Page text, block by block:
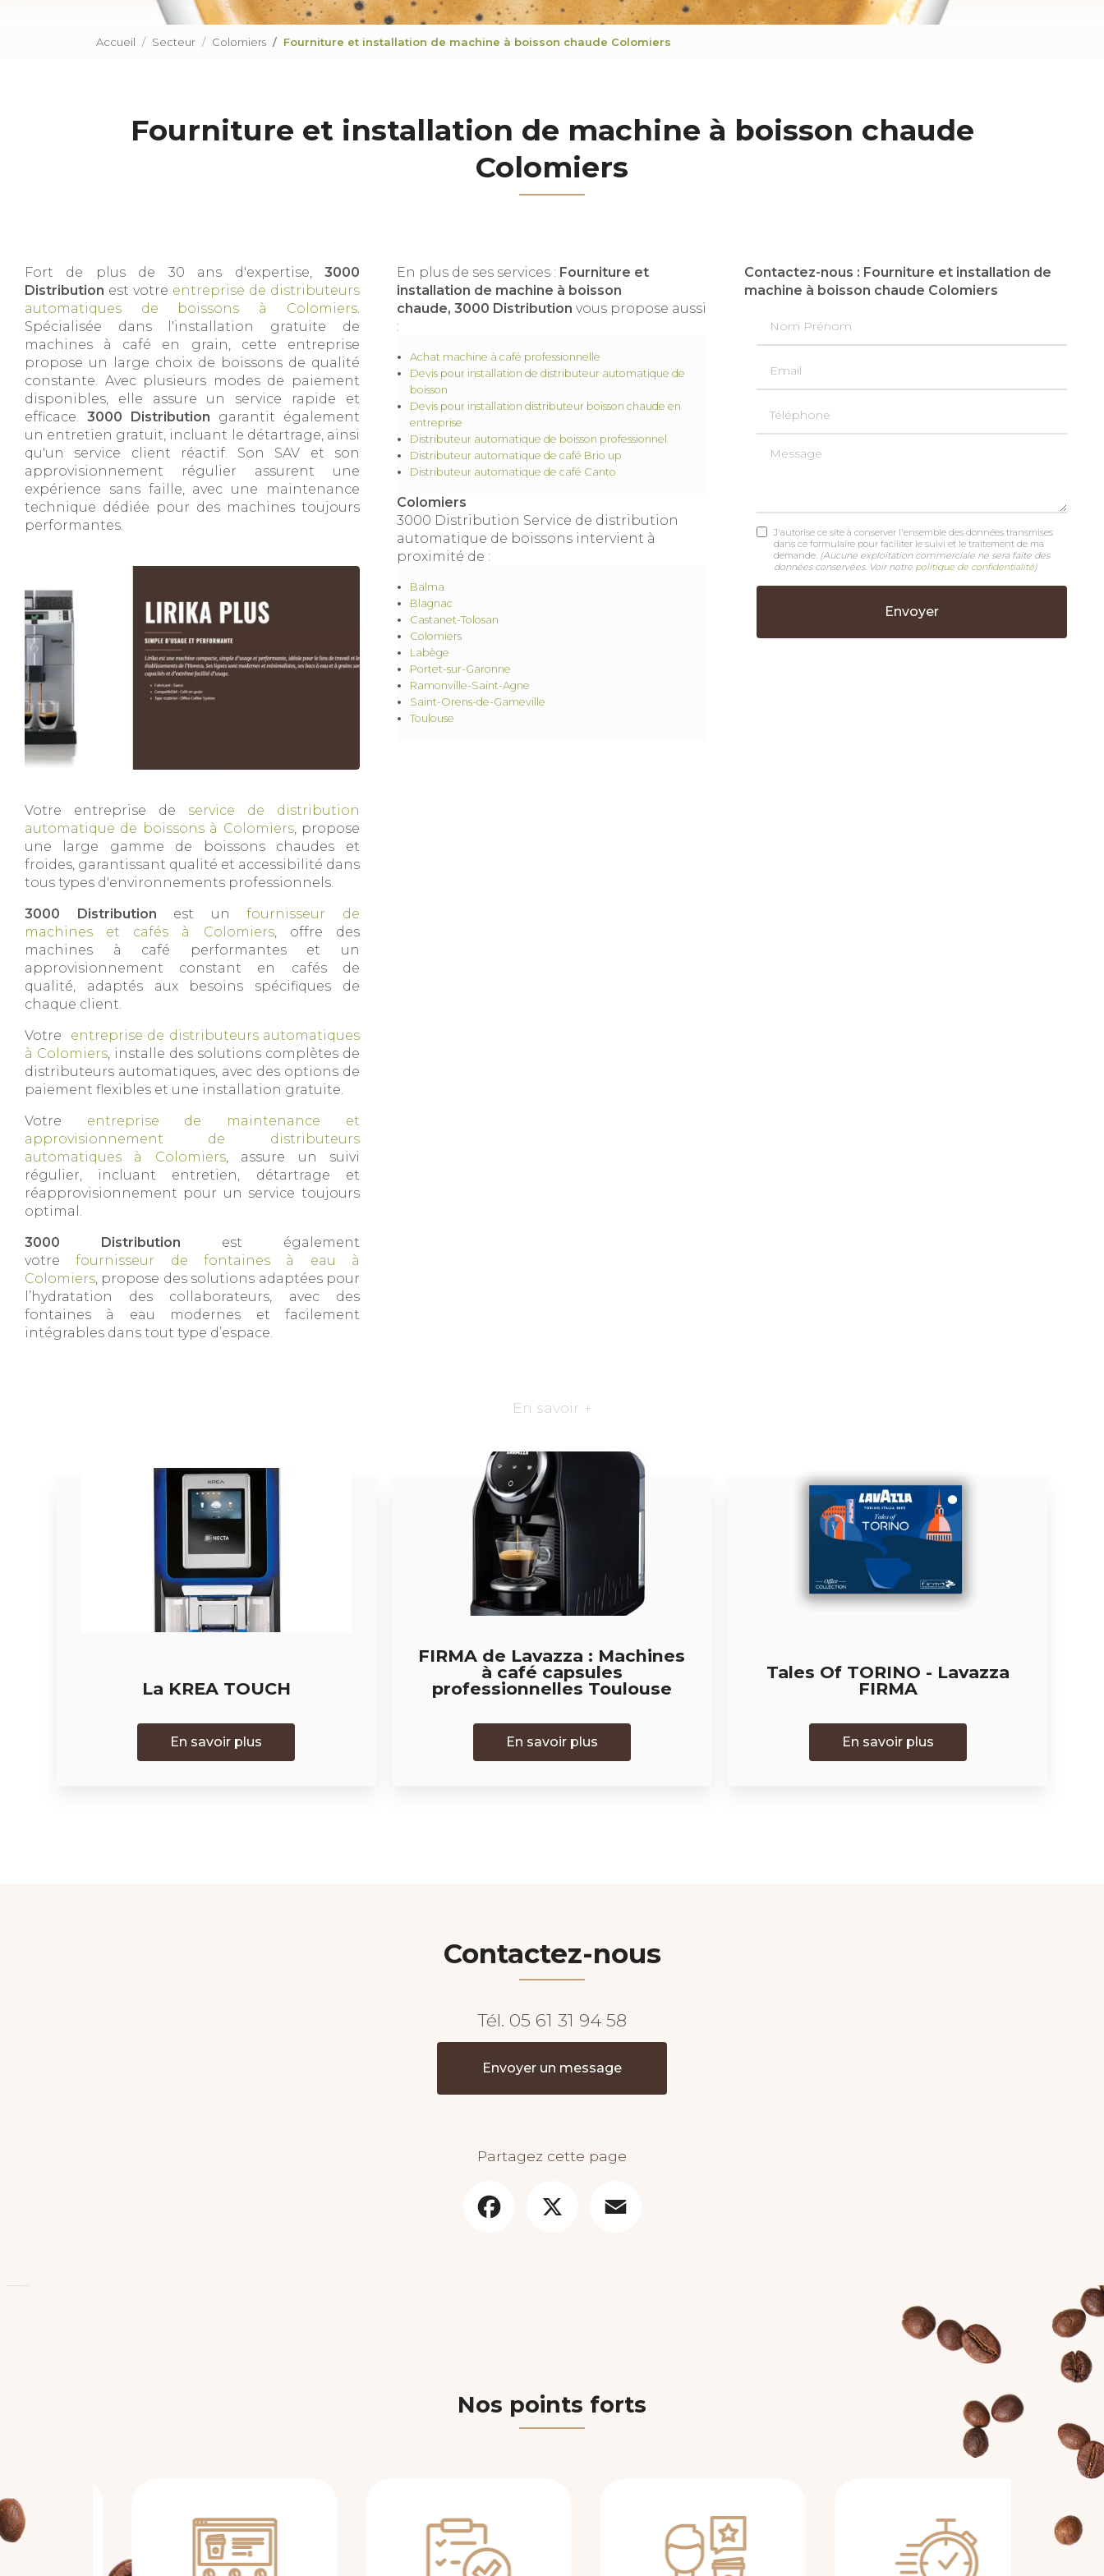
Accueil Secteur Colomiers Fourniture et installation de machine à boisson chaude Colomiers
Fourniture et installation de machine à boisson chaude
Colomiers
Fort de plus de 30 ans d'expertise, 3000
Distribution est votre entreprise de distributeurs
automatiques de boissons à Colomiers.
Spécialisée dans l'installation gratuite de
machines à café en grain, cette entreprise
propose un large choix de boissons de qualité
constante. Avec plusieurs modes de paiement
disponibles, elle assure un service rapide et
efficace. 3000 Distribution garantit également
un entretien gratuit, incluant le détartrage, ainsi
qu'un service client réactif. Son SAV et son
approvisionnement régulier assurent une
expérience sans faille, avec une maintenance
technique dédiée pour des machines toujours
performantes.
Votre entreprise de service de distribution
automatique de boissons à Colomiers, propose
une large gamme de boissons chaudes et
froides, garantissant qualité et accessibilité dans
tous types d'environnements professionnels.
3000 Distribution est un
fournisseur de
machines et cafés à Colomiers, offre des
machines à café performantes et un
approvisionnement constant en cafés de
qualité, adaptés aux besoins spécifiques de
chaque client.
Votre entreprise de distributeurs automatiques
à Colomiers , installe des solutions complètes de
distributeurs automatiques, avec des options de
paiement flexibles et une installation gratuite.
Votre entreprise de maintenance et
approvisionnement de distributeurs
automatiques à Colomiers, assure un suivi
régulier, incluant entretien, détartrage et
réapprovisionnement pour un service toujours
optimal.
3000 Distribution est également
votrefournisseur de fontaines à eau à
Colomiers , propose des solutions adaptées pour
l’hydratation des collaborateurs, avec des
fontaines à eau modernes et facilement
intégrables dans tout type d’espace.
En plus de ses services : Fourniture et
installation de machine à boisson
chaude, 3000 Distribution vous propose aussi
:
Achat machine à café professionnelle
Devis pour installation de distributeur automatique de
boisson
Devis pour installation distributeur boisson chaude en
entreprise
Distributeur automatique de boisson professionnel
Distributeur automatique de café Brio up
Distributeur automatique de café Canto
Colomiers
3000 Distribution Service de distribution
automatique de boissons intervient à
proximité de :
Balma
Blagnac
Castanet-Tolosan
Colomiers
Labège
Portet-sur-Garonne
Ramonville-Saint-Agne
Saint-Orens-de-Gameville
Toulouse
Contactez-nous : Fourniture et installation de
machine à boisson chaude Colomiers
Message
J'autorise ce site à conserver l'ensemble des données transmises
dans ce formulaire pour faciliter le suivi et le traitement de ma
demande. (Aucune exploitation commerciale ne sera faite des
données conservées. Voir notre politique de confidentialité)
En savoir +
La KREA TOUCH
En savoir plus
FIRMA de Lavazza : Machines
à café capsules
professionnelles Toulouse
En savoir plus
Tales Of TORINO - Lavazza
FIRMA
En savoir plus
Contactez-nous
Tél. 05 61 31 94 58
Envoyer un message
Partagez cette page
Nos points forts